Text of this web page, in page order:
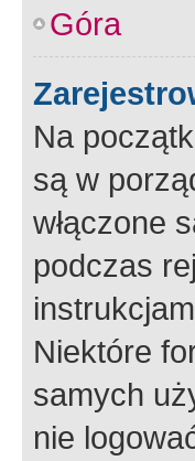
Góra
Na
są w
włączone
podczas
Niektóre
samych
nie